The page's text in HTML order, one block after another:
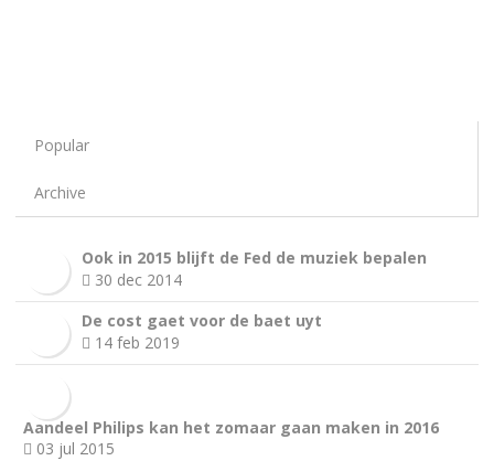
Popular
Archive
Ook in 2015 blijft de Fed de muziek bepalen
30 dec 2014
De cost gaet voor de baet uyt
14 feb 2019
Aandeel Philips kan het zomaar gaan maken in 2016
03 jul 2015